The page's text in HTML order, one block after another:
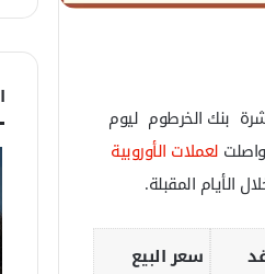
بنك الخرطوم ليوم
لعملات الأوروبية
الأيام المقبلة.
سعر البيع